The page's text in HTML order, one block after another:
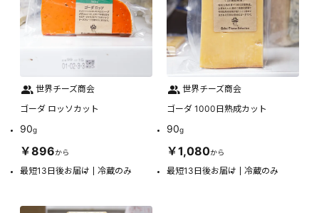
世界チーズ商会
ゴーダ ロッソカット
90g
￥896から
最短13日後お届け 冷蔵のみ
世界チーズ商会
ゴーダ 1000日熟成カット
90g
￥1,080から
最短13日後お届け 冷蔵のみ